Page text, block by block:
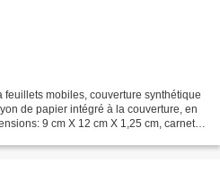
mobiles, couverture synthétique
de papier intégré à la couverture, en
9 cm X 12 cm X 1,25 cm, carnet